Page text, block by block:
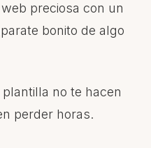
preciosa con un
bonito de algo
no te hacen
perder horas.